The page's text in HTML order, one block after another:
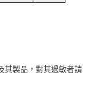
其製品，對其過敏者請